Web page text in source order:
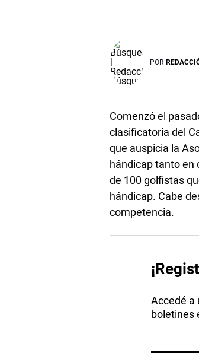
POR
Comenzó el
clasificatoria del
que auspicia la
hándicap tanto en
de 100 golfistas
hándicap. Cabe
competencia.
Accedé a
boletines